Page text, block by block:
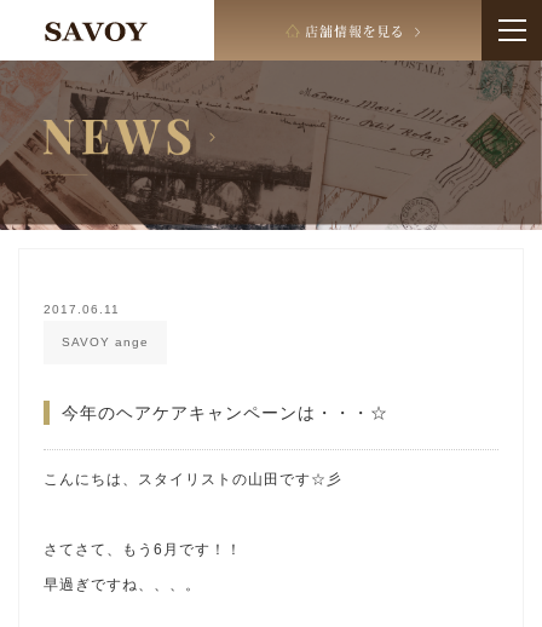
2017.06.11
SAVOY ange
今年のヘアケアキャンペーンは・・・☆
こんにちは、スタイリストの山田です☆彡
さてさて、もう6月です！！
早過ぎですね、、、。